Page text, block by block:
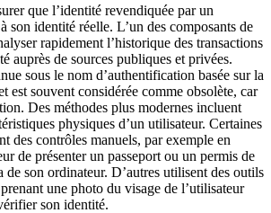
que l’identité revendiquée par un
son identité réelle. L’un des composants de
rapidement l’historique des transactions
auprès de sources publiques et privées.
sous le nom d’authentification basée sur la
est souvent considérée comme obsolète, car
Des méthodes plus modernes incluent
physiques d’un utilisateur. Certaines
des contrôles manuels, par exemple en
de présenter un passeport ou un permis de
de son ordinateur. D’autres utilisent des outils
une photo du visage de l’utilisateur
son identité.